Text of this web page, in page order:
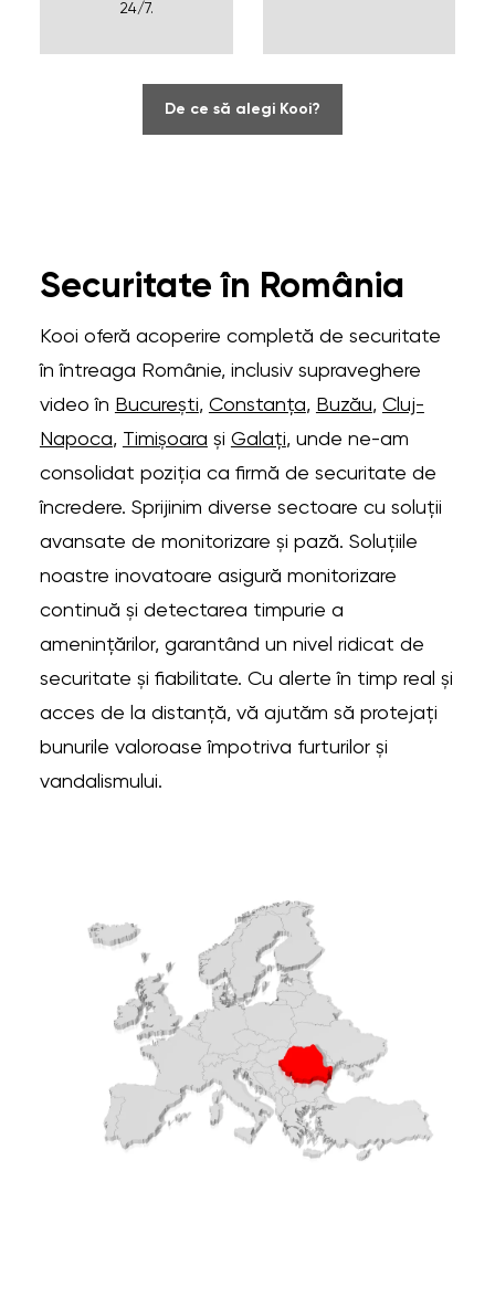
24/7.
De ce să alegi Kooi?
Securitate în România
Kooi oferă acoperire completă de securitate
în întreaga Românie, inclusiv supraveghere
video în București, Constanța, Buzău, Cluj-
Napoca, Timișoara și Galaţi, unde ne-am
consolidat poziția ca firmă de securitate de
încredere. Sprijinim diverse sectoare cu soluții
avansate de monitorizare și pază. Soluțiile
noastre inovatoare asigură monitorizare
continuă și detectarea timpurie a
amenințărilor, garantând un nivel ridicat de
securitate și fiabilitate. Cu alerte în timp real și
acces de la distanță, vă ajutăm să protejați
bunurile valoroase împotriva furturilor și
vandalismului.